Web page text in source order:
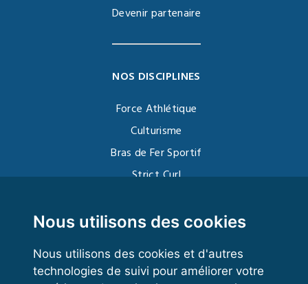
Nous utilisons des cookies
Nous utilisons des cookies et d'autres
technologies de suivi pour améliorer votre
Devenir partenaire
NOS DISCIPLINES
Force Athlétique
Culturisme
Bras de Fer Sportif
Strict Curl
Kettlebell